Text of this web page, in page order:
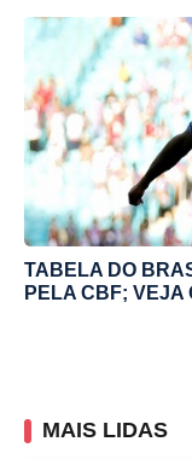
TABELA DO
PELA CBF; VEJA
MAIS LIDAS